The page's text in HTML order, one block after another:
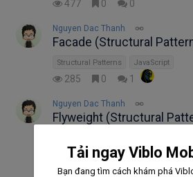
477 0 0
Nguyen Dac Thanh
Facade (Structural
Structural Patterns JavaScript
285 0 1
Nguyen Dac Thanh
Flyweight (Structural
Tải ngay Viblo
Bạn đang tìm cách khám phá